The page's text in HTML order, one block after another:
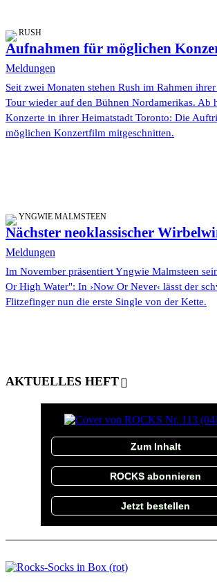
RUSH
Aufnahmen für möglichen
Meldungen
Seit zwei Monaten stehen Rush im Rahmen
Tour wieder auf den Bühnen Nordamerikas. Ab
Konzerte in ihrer Heimatstadt Toronto: Die
möglichen Konzertfilm mitgeschnitten.
YNGWIE MALMSTEEN
Nächster neoklassischer
Meldungen
Im November präsentiert Yngwie Malmsteen
Or High Water": In ›Now Or Never‹ lässt der
Flitzefinger nun die erste Single von der Kette.
AKTUELLES HEFT
Zum Inhalt
ROCKS abonnieren
Jetzt bestellen